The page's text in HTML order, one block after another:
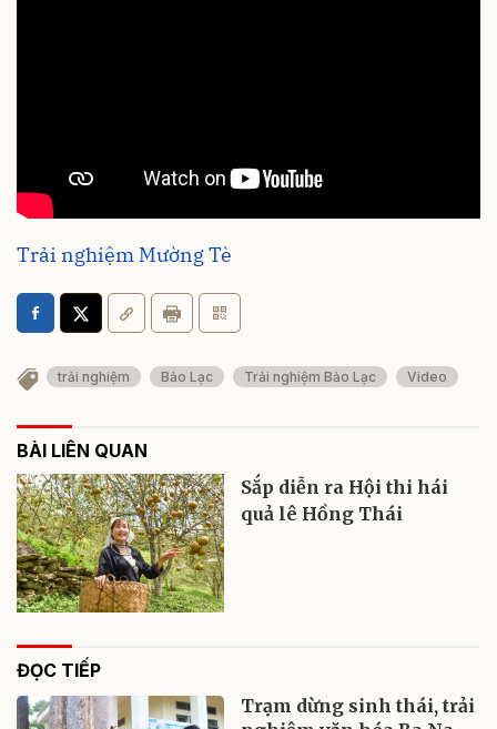
Trải nghiệm Mường Tè
trải nghiệm Bảo Lạc Trải nghiệm Bảo Lạc Video
BÀI LIÊN QUAN
Sắp diễn ra Hội thi hái
quả lê Hồng Thái
ĐỌC TIẾP
Trạm dừng sinh thái, trải